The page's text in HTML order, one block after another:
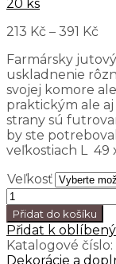
20 ks
213 Kč – 391 Kč
Farmársky
uskladnenie
svojej komore
praktickým ale
strany sú
by ste
veľkostiach L 49
Veľkosť
Přidat do košíku
Přidat k
Katalogové číslo:
Dekorácie a